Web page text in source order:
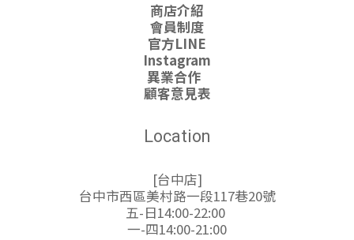
商店介紹
會員制度
官方LINE
Instagram
異業合作
顧客意見表
Location
[台中店]
台中市西區美村路一段117巷20號
五-日14:00-22:00
一-四14:00-21:00